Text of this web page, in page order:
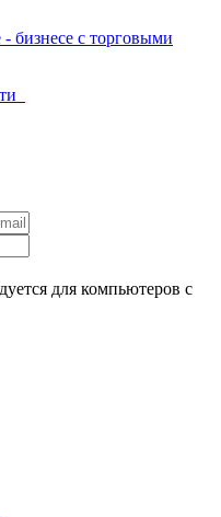
для компьютеров с